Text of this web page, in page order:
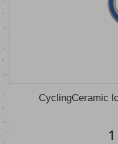
CyclingCeramic